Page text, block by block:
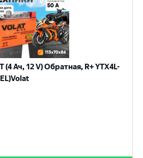
(4 Ач, 12 V) Обратная, R+ YTX4L-